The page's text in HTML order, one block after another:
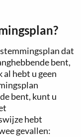
dat
bent,
hebt u geen
bent, kunt u
hebt
gevallen: